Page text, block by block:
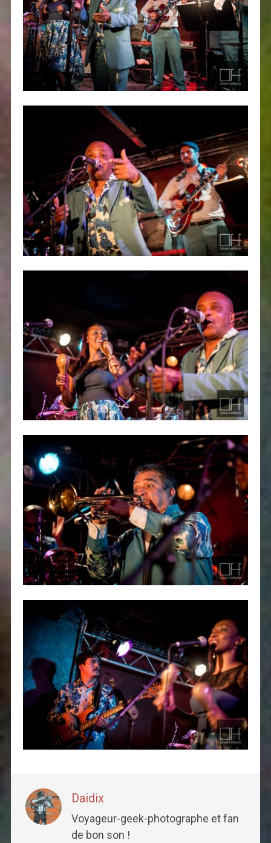
Daidix
Voyageur-geek-photographe et fan
de bon son !